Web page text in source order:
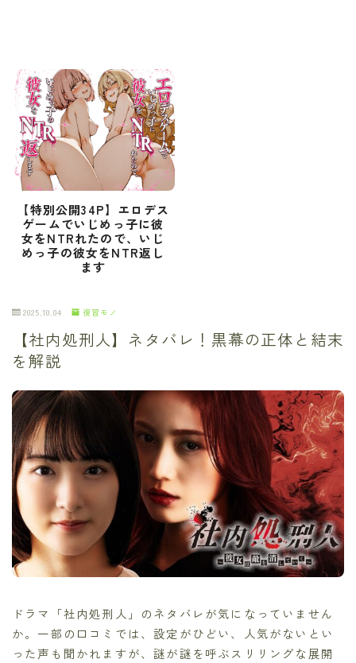
【特別公開34P】エロデス
ゲームでいじめっ子に彼
女をNTRれたので、いじ
めっ子の彼女をNTR返し
ます
2025.10.04 復習モノ
【社内処刑人】ネタバレ！黒幕の正体と結末
を解説
ドラマ「社内処刑人」のネタバレが気になっていません
か。一部の口コミでは、設定がひどい、人気がないとい
った声も聞かれますが、謎が謎を呼ぶスリリングな展開